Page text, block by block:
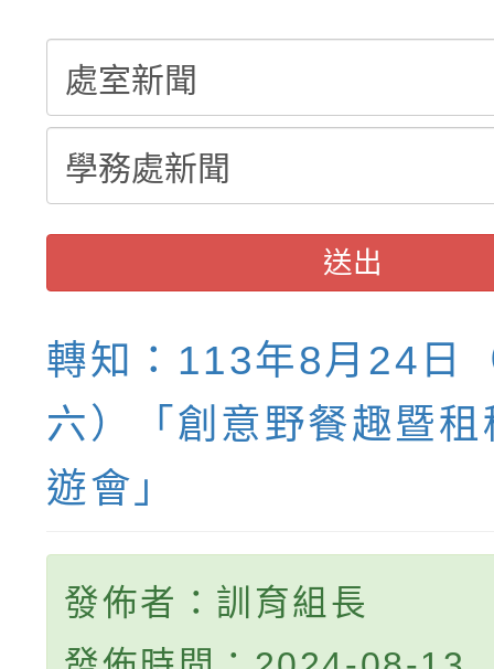
結果(第3招)
送出
轉知：113年8月24日
六）「創意野餐趣暨
遊會」
發佈者：訓育組長